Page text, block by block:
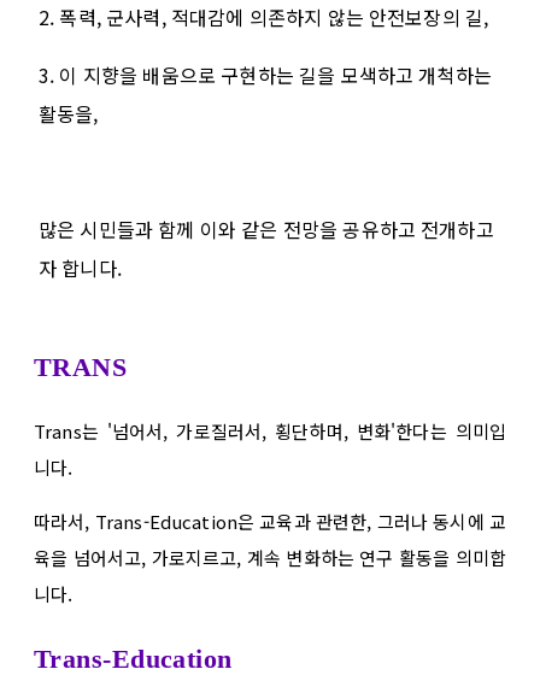
2. 폭력, 군사력, 적대감에 의존하지 않는 안전보장의 길,
3. 이 지향을 배움으로 구현하는 길을 모색하고 개척하는
활동을,
많은 시민들과 함께 이와 같은 전망을 공유하고 전개하고
자 합니다.
TRANS
Trans는 '넘어서, 가로질러서, 횡단하며, 변화'한다는 의미입
니다.
따라서, Trans-Education은 교육과 관련한, 그러나 동시에 교
육을 넘어서고, 가로지르고, 계속 변화하는 연구 활동을 의미합
니다.
Trans-Education